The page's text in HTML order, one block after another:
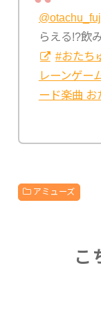
らえる!?飲
#おたち
レーンゲー
ード楽曲
アミューズ
こ